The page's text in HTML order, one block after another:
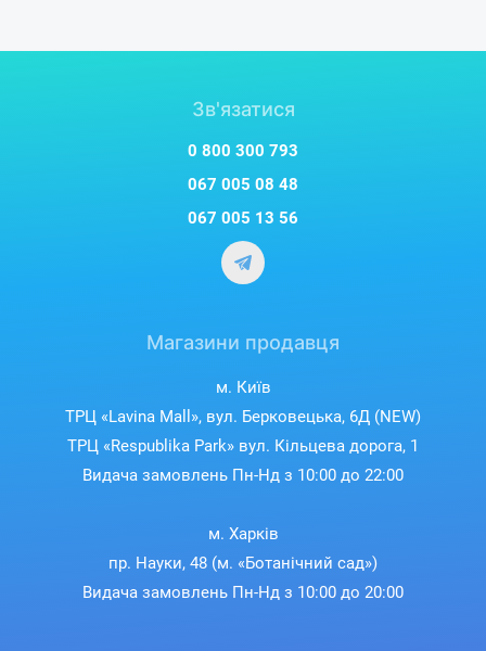
Зв'язатися
0 800 300 793
067 005 08 48
067 005 13 56
Магазини продавця
м. Київ
ТРЦ «Lavina Mall», вул. Берковецька, 6Д (NEW)
ТРЦ «Respublika Park» вул. Кільцева дорога, 1
Видача замовлень Пн-Нд з 10:00 до 22:00
м. Харків
пр. Науки, 48 (м. «Ботанічний сад»)
Видача замовлень Пн-Нд з 10:00 до 20:00